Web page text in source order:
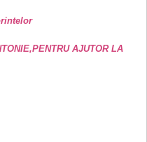
AJUTOR LA